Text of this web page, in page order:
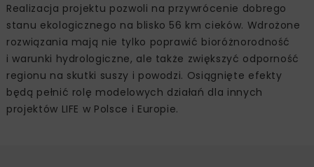
Realizacja projektu pozwoli na przywrócenie dobrego
stanu ekologicznego na blisko 56 km cieków. Wdrożone
rozwiązania mają nie tylko poprawić bioróżnorodność
i warunki hydrologiczne, ale także zwiększyć odporność
regionu na skutki suszy i powodzi. Osiągnięte efekty
będą pełnić rolę modelowych działań dla innych
projektów LIFE w Polsce i Europie.